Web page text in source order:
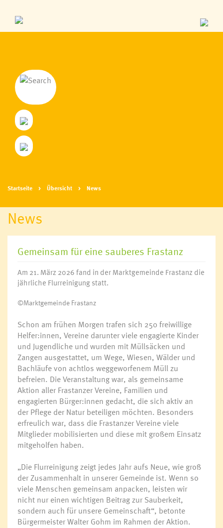
Startseite Übersicht News
News
Gemeinsam für eine sauberes Frastanz
Am 21. März 2026 fand in der Marktgemeinde Frastanz die
jährliche Flurreinigung statt.
©Marktgemeinde Frastanz
Schon am frühen Morgen trafen sich 250 freiwillige
Helfer:innen, Vereine darunter viele engagierte Kinder
und Jugendliche und wurden mit Müllsäcken und
Zangen ausgestattet, um Wege, Wiesen, Wälder und
Bachläufe von achtlos weggeworfenem Müll zu
befreien. Die Veranstaltung war, als gemeinsame
Aktion aller Frastanzer Vereine, Familien und
engagierten Bürger:innen gedacht, die sich aktiv an
der Pflege der Natur beteiligen möchten. Besonders
erfreulich war, dass die Frastanzer Vereine viele
Mitglieder mobilisierten und diese mit großem Einsatz
mitgeholfen haben.
„Die Flurreinigung zeigt jedes Jahr aufs Neue, wie groß
der Zusammenhalt in unserer Gemeinde ist. Wenn so
viele Menschen gemeinsam anpacken, leisten wir
nicht nur einen wichtigen Beitrag zur Sauberkeit,
sondern auch für unsere Gemeinschaft“, betonte
Bürgermeister Walter Gohm im Rahmen der Aktion.